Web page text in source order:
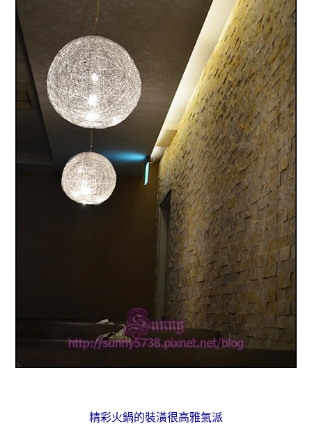
精彩火鍋的裝潢很高雅氣派